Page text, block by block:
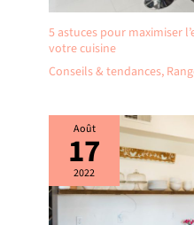
5 astuces pour maximiser
votre cuisine
Conseils & tendances,
Août
17
2022